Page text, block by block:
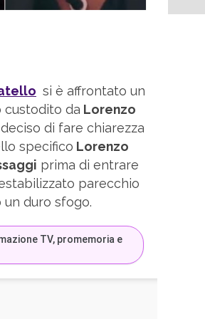
si è affrontato un
custodito da Lorenzo
di fare chiarezza
specifico Lorenzo
prima di entrare
parecchio
duro sfogo.
TV, promemoria e